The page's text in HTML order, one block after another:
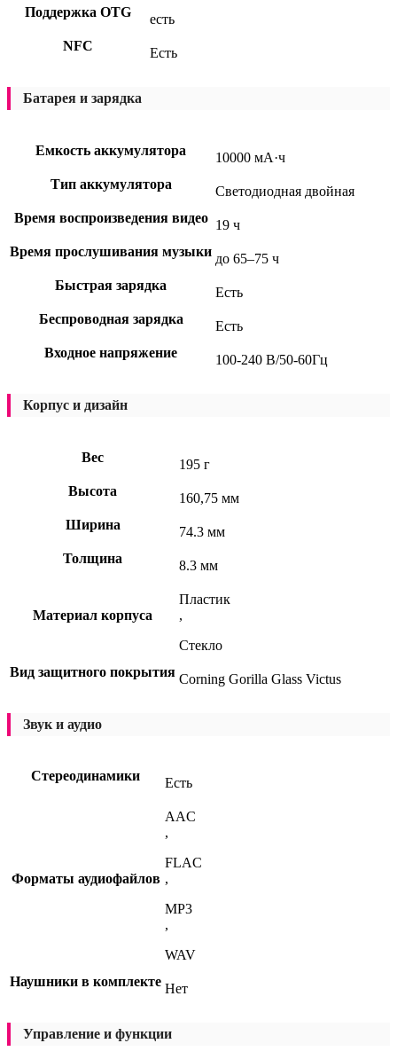
Поддержка OTG
есть
NFC
Есть
Батарея и зарядка
Емкость аккумулятора
10000 мА·ч
Тип аккумулятора
Светодиодная двойная
Время воспроизведения видео 19 ч
Время прослушивания музыки до 65–75 ч
Быстрая зарядка
Есть
Беспроводная зарядка
Есть
Входное напряжение
100-240 В/50-60Гц
Корпус и дизайн
Вес
195 г
Высота
160,75 мм
Ширина
74.3 мм
Толщина
8.3 мм
Материал корпуса
Пластик
,
Стекло
Вид защитного покрытия Corning Gorilla Glass Victus
Звук и аудио
Стереодинамики Есть
Форматы аудиофайлов
AAC
,
FLAC
,
MP3
,
WAV
Наушники в комплекте Нет
Управление и функции